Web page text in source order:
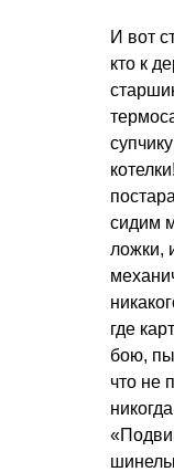
И вот
кто к
сидим
ложки,
где
бою,
что не